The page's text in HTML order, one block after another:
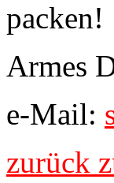
packen!
Armes
e-Mail:
zurück